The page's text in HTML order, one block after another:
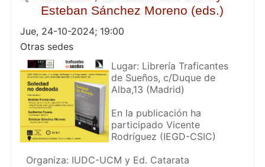
Esteban Sánchez Moreno (eds.)
Jue, 24-10-2024; 19:00
Otras sedes
Lugar: Librería Traficantes
de Sueños, c/Duque de
Alba,13 (Madrid)
En la publicación ha
participado Vicente
Rodríguez (IEGD-CSIC)
Organiza: IUDC-UCM y Ed. Catarata